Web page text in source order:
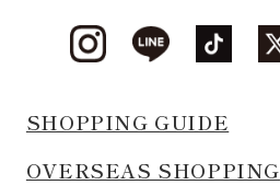
SHOPPING GUIDE
OVERSEAS SHOPPING